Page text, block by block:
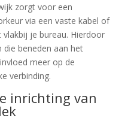
zorgt voor een
via een vaste kabel of
je bureau. Hierdoor
die beneden aan het
meer op de
verbinding.
inrichting van